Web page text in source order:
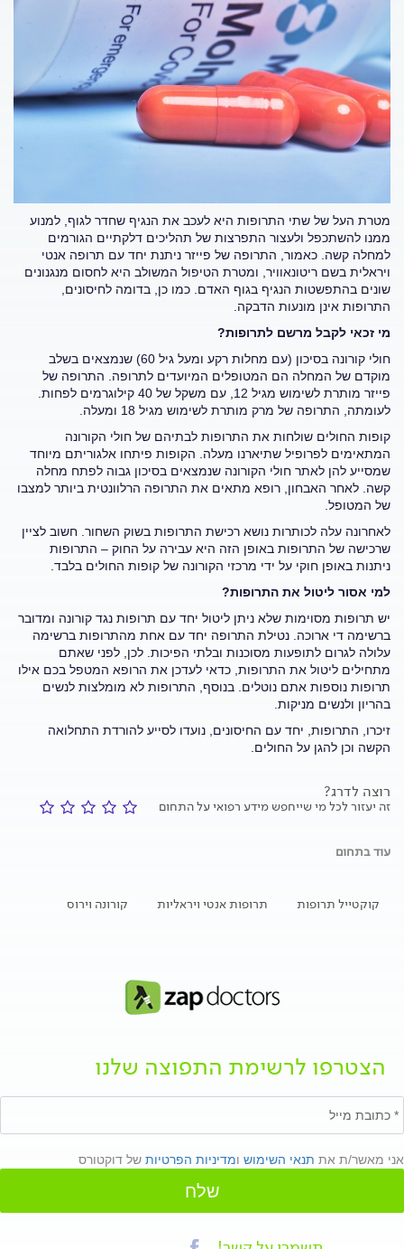
מטרת העל של שתי התרופות היא לעכב את הנגיף שחדר לגוף, למנוע
ממנו להשתכפל ולעצור התפרצות של תהליכים דלקתיים הגורמים
למחלה קשה. כאמור, התרופה של פייזר ניתנת יחד עם תרופה אנטי
ויראלית בשם ריטונאוויר, ומטרת הטיפול המשולב היא לחסום מנגנונים
שונים בהתפשטות הנגיף בגוף האדם. כמו כן, בדומה לחיסונים,
התרופות אינן מונעות הדבקה.
מי זכאי לקבל מרשם לתרופות?
חולי קורונה בסיכון (עם מחלות רקע ומעל גיל 60) שנמצאים בשלב
מוקדם של המחלה הם המטופלים המיועדים לתרופה. התרופה של
פייזר מותרת לשימוש מגיל 12, עם משקל של 40 קילוגרמים לפחות.
לעומתה, התרופה של מרק מותרת לשימוש מגיל 18 ומעלה.
קופות החולים שולחות את התרופות לבתיהם של חולי הקורונה
המתאימים לפרופיל שתיארנו מעלה. הקופות פיתחו אלגוריתם מיוחד
שמסייע להן לאתר חולי הקורונה שנמצאים בסיכון גבוה לפתח מחלה
קשה. לאחר האבחון, רופא מתאים את התרופה הרלוונטית ביותר למצבו
של המטופל.
לאחרונה עלה לכותרות נושא רכישת התרופות בשוק השחור. חשוב לציין
שרכישה של התרופות באופן הזה היא עבירה על החוק – התרופות
ניתנות באופן חוקי על ידי מרכזי הקורונה של קופות החולים בלבד.
למי אסור ליטול את התרופות?
יש תרופות מסוימות שלא ניתן ליטול יחד עם תרופות נגד קורונה ומדובר
ברשימה די ארוכה. נטילת התרופה יחד עם אחת מהתרופות ברשימה
עלולה לגרום לתופעות מסוכנות ובלתי הפיכות. לכן, לפני שאתם
מתחילים ליטול את התרופות, כדאי לעדכן את הרופא המטפל בכם אילו
תרופות נוספות אתם נוטלים. בנוסף, התרופות לא מומלצות לנשים
בהריון ולנשים מניקות.
זיכרו, התרופות, יחד עם החיסונים, נועדו לסייע להורדת התחלואה
הקשה וכן להגן על החולים.
רוצה לדרג?
זה יעזור לכל מי שייחפש מידע רפואי על התחום
עוד בתחום
קוקטייל תרופות תרופות אנטי ויראליות קורונה וירוס
הצטרפו לרשימת התפוצה שלנו
אני מאשר/ת את תנאי השימוש ומדיניות הפרטיות של דוקטורס
שלח